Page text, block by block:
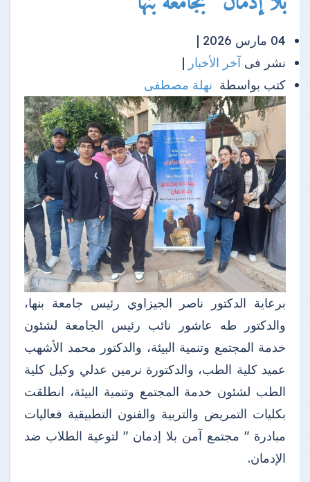
04 مارس 2026 |
نشر فى آخر الأخبار |
كتب بواسطة نهلة مصطفى
برعاية الدكتور ناصر الجيزاوي رئيس جامعة بنها،
والدكتور طه عاشور نائب رئيس الجامعة لشئون
خدمة المجتمع وتنمية البيئة، والدكتور محمد الأشهب
عميد كلية الطب، والدكتورة نرمين عدلي وكيل كلية
الطب لشئون خدمة المجتمع وتنمية البيئة، انطلقت
بكليات التمريض والتربية والفنون التطبيقية فعاليات
مبادرة " مجتمع آمن بلا إدمان " لتوعية الطلاب ضد
الإدمان.